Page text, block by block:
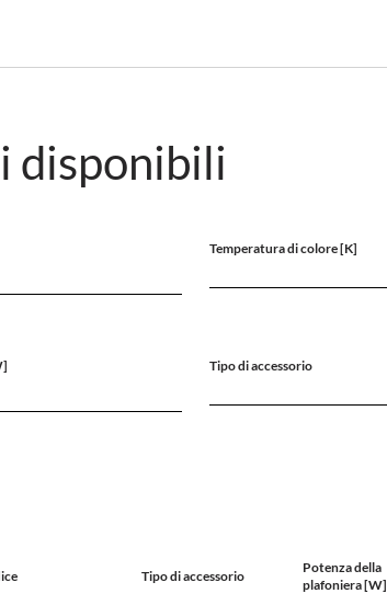
disponibili
Temperatura di colore [K]
Tipo di accessorio
Tipo di accessorio
Potenza della
plafoniera [W]